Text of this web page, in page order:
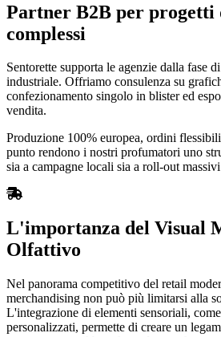
Partner B2B per progetti
complessi
Sentorette supporta le agenzie dalla fase
industriale. Offriamo consulenza su
confezionamento singolo in blister ed
vendita.
Produzione 100% europea, ordini
punto rendono i nostri profumatori uno
sia a campagne locali sia a roll-out
L'importanza del Visual
Olfattivo
Nel panorama competitivo del retail
merchandising non può più limitarsi alla
L'integrazione di elementi sensoriali,
personalizzati, permette di creare un